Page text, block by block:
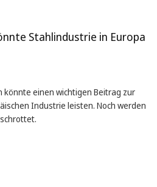
Stahlindustrie in Europa
könnte einen wichtigen Beitrag zur
Industrie leisten. Noch werden